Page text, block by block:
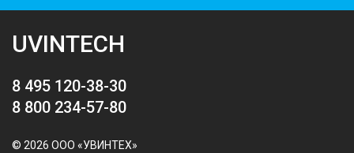
UVINTECH
8 495 120-38-30
8 800 234-57-80
© 2026 ООО «УВИНТЕХ»